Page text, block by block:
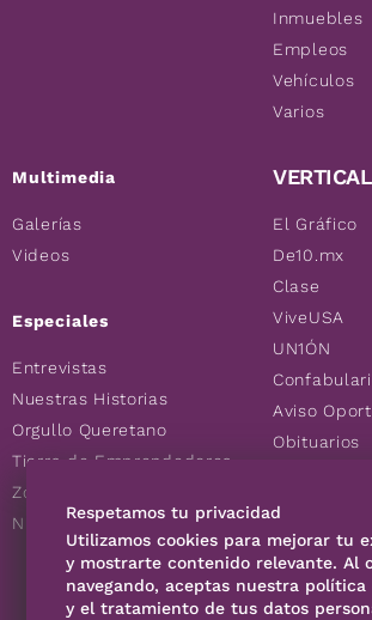
Multimedia
Galerías
Videos
Especiales
Entrevistas
Nuestras Historias
Orgullo Queretano
Tierra de Emprendedores
Zoociales
Nuevos Queretanos
Inmuebles
Empleos
Vehículos
Varios
El Gráfico
De10.mx
Clase
ViveUSA
UN1ÓN
Aviso
Obituarios
Consultas
Respetamos tu privacidad
Utilizamos cookies para mejorar tu
y mostrarte contenido relevante. Al
navegando, aceptas nuestra política
y el tratamiento de tus datos